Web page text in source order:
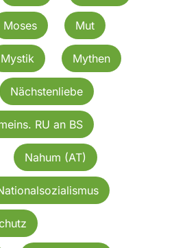
Moses Mut
Mystik Mythen
Nächstenliebe
RU an BS
Nahum (AT)